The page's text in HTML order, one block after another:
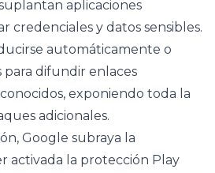
aplicaciones
credenciales y datos sensibles.
automáticamente o
para difundir enlaces
exponiendo toda la
adicionales.
Google subraya la
activada la protección Play